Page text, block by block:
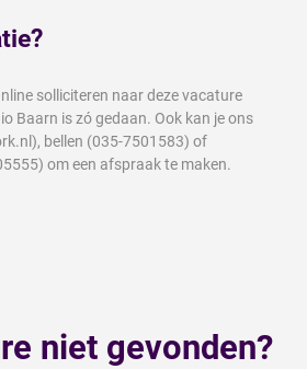
solliciteren naar deze vacature
Baarn is zó gedaan. Ook kan je ons
bellen (035-7501583) of
om een afspraak te maken.
niet gevonden?